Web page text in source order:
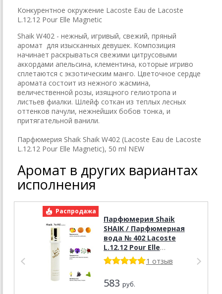
Конкурентное окружение Lacoste Eau de Lacoste
L.12.12 Pour Elle Magnetic
Shaik W402 - нежный, игривый, свежий, пряный
аромат для изысканных девушек. Композиция
начинает раскрываться свежими цитрусовыми
аккордами апельсина, клементина, которые игриво
сплетаются с экзотическим манго. Цветочное сердце
аромата состоит из нежного жасмина,
величественной розы, изящного гелиотропа и
листьев фиалки. Шлейф соткан из теплых лесных
оттенков пачули, нежнейших бобов тонка, и
притягательной ванили.
Парфюмерия Shaik Shaik W402 (Lacoste Eau de Lacoste
L.12.12 Pour Elle Magnetic), 50 ml NEW
Аромат в других вариантах
исполнения
Распродажа
Парфюмерия Shaik
SHAIK / Парфюмерная
вода № 402 Lacoste
L.12.12 Pour Elle
Magnetic 20 мл.1 отзыв
583 руб.